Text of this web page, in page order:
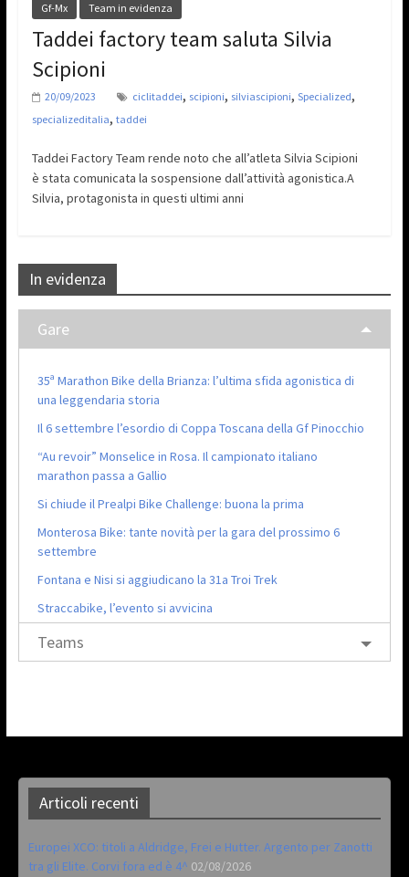
Gf-Mx Team in evidenza
Taddei factory team saluta Silvia
Scipioni
20/09/2023 ciclitaddei, scipioni, silviascipioni, Specialized,
specializeditalia, taddei
Taddei Factory Team rende noto che all’atleta Silvia Scipioni
è stata comunicata la sospensione dall’attività agonistica.A
Silvia, protagonista in questi ultimi anni
In evidenza
Gare
35ª Marathon Bike della Brianza: l’ultima sfida agonistica di
una leggendaria storia
Il 6 settembre l’esordio di Coppa Toscana della Gf Pinocchio
“Au revoir” Monselice in Rosa. Il campionato italiano
marathon passa a Gallio
Si chiude il Prealpi Bike Challenge: buona la prima
Monterosa Bike: tante novità per la gara del prossimo 6
settembre
Fontana e Nisi si aggiudicano la 31a Troi Trek
Straccabike, l’evento si avvicina
Teams
Articoli recenti
Europei XCO: titoli a Aldridge, Frei e Hutter. Argento per Zanotti
tra gli Elite. Corvi fora ed è 4^ 02/08/2026